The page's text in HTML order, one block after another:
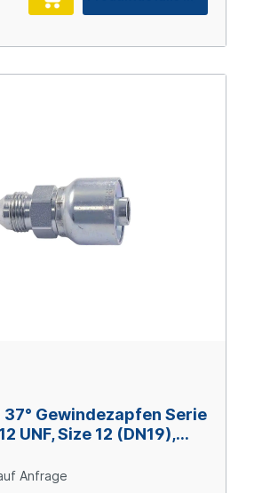
37° Gewindezapfen Serie
UNF, Size 12 (DN19),
Anfrage